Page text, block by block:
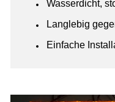
Wasserdicht,
Langlebig
Einfache